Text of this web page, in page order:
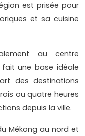
est prisée pour
et sa cuisine
au centre
une base idéale
des destinations
ou quatre heures
depuis la ville.
Mékong au nord et